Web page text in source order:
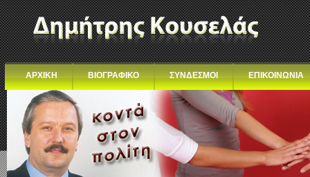
ΑΡΧΙΚΗ ΒΙΟΓΡΑΦΙΚΟ ΣΥΝΔΕΣΜΟΙ ΕΠΙΚΟΙΝΩΝΙΑ